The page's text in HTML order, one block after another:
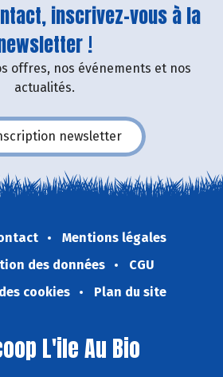
inscrivez-vous à la
!
offres, nos événements et nos
actualités.
newsletter
Mentions légales
des données
CGU
cookies
Plan du site
L'ile Au Bio